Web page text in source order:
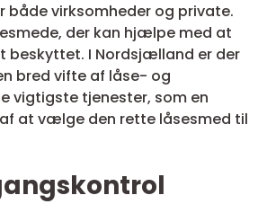
både virksomheder og private.
der kan hjælpe med at
beskyttet. I Nordsjælland er der
bred vifte af låse- og
vigtigste tjenester, som en
at vælge den rette låsesmed til